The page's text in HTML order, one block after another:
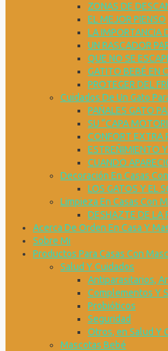
ZONAS DE
EL MEJOR PIENSO
LA IMPORTANCIA
UN RASCADOR
QUE NO SE
GATITO BEBÉ EN
PROTEGER DEL
Cuidados De Un Gato
PAÑALES GATO
SU “CAPA
CONFORT EXTRA
ESTREÑIMIENTO
CUANDO
Decoración En Casas
LOS GATOS Y EL
Limpieza En Casas Con
DESHAZTE DE LA
Acerca De Orden En Casa Y
Sobre Mi
Productos Para Casas Con
Salud Y Cuidados
Antiparasitarios,
Complementos Y
Probióticos
Seguridad
Otros, en Salud Y
Mascotas Bebé